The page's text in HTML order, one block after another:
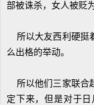
部被诛杀，女人被贬
所以大友西利硬挺
么出格的举动。
所以他们三家联合
定下来，但是对于